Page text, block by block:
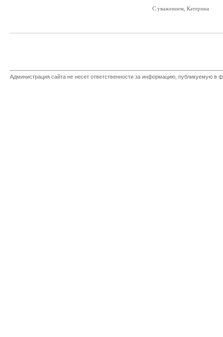
С уважением, Катерина
Администрация сайта не несет ответственности за информацию, публикуемую